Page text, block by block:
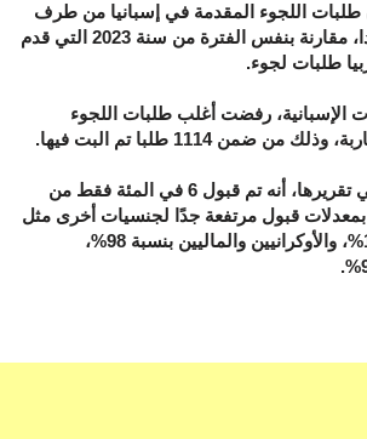
طلبات اللجوء المقدمة في إسبانيا من طرف
المغاربة، سجلت تزايدا، مقارنة بنفس الفترة من سنة 2023 التي قدم
الإسبانية، رفضت أغلب طلبات اللجوء
ضمن 1114 طلبا تم البت فيها.
وأضافت المفوضية في تقريرها، أنه تم قبول 6 في المئة فقط من
بمعدلات قبول مرتفعة جدًا لجنسيات أخرى مثل
السودانيين بنسبة 100%، والأوكرانيين والماليين بنسبة 98%،